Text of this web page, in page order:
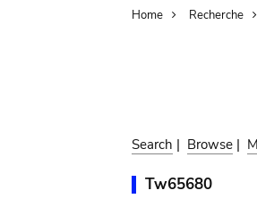
Home Recherche
Search | Browse |
Tw65680